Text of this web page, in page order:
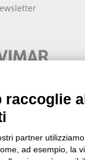
Online-
raccoglie
partner
ad esempio, la